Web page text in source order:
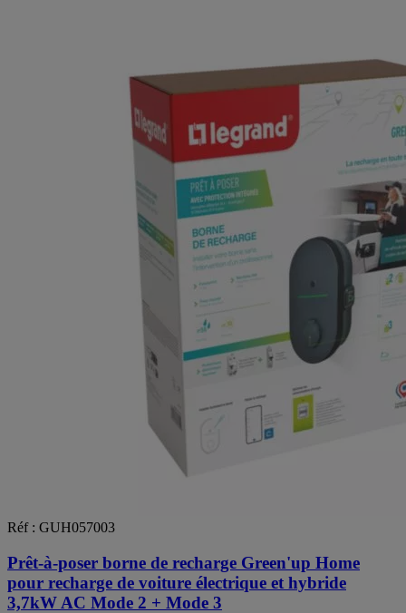
Réf : GUH057003
Prêt-à-poser borne de recharge Green'up Home
pour recharge de voiture électrique et hybride
3,7kW AC Mode 2 + Mode 3